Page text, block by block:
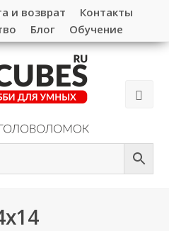
и возврат
Контакты
Блог Обучение